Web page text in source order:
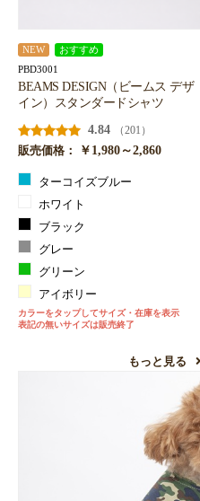
NEW おすすめ
PBD3001
BEAMS DESIGN（ビームス デザ
イン）スタンダードシャツ
4.84
（201）
販売価格：
￥1,980～2,860
ターコイズブルー
ホワイト
ブラック
グレー
グリーン
アイボリー
カラーをタップしてサイズ・在庫を表示
表記の無いサイズは販売終了
もっと見る